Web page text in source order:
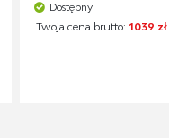
Dostępny
Twoja cena brutto: 1039 zł